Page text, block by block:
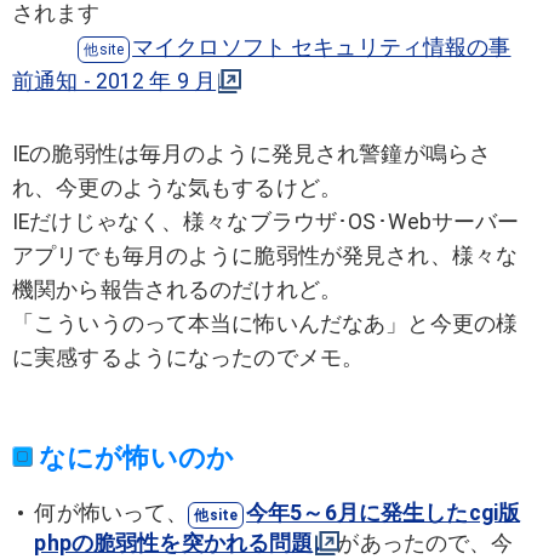
されます
マイクロソフト セキュリティ情報の事
前通知 - 2012 年 9 月
IEの脆弱性は毎月のように発見され警鐘が鳴らさ
れ、今更のような気もするけど。
IEだけじゃなく、様々なブラウザ･OS･Webサーバー
アプリでも毎月のように脆弱性が発見され、様々な
機関から報告されるのだけれど。
「こういうのって本当に怖いんだなあ」と今更の様
に実感するようになったのでメモ。
なにが怖いのか
何が怖いって、
今年5～6月に発生したcgi版
phpの脆弱性を突かれる問題
があったので、今